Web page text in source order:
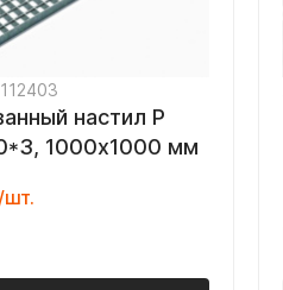
настил Р
1000х1000 мм
шт.